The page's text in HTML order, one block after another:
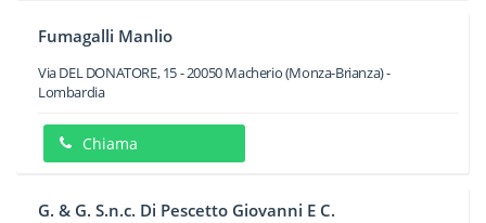
Fumagalli Manlio
Via DEL DONATORE, 15-20050Macherio(Monza-Brianza) -
Lombardia
Chiama
G. & G. S.n.c. Di Pescetto Giovanni E C.